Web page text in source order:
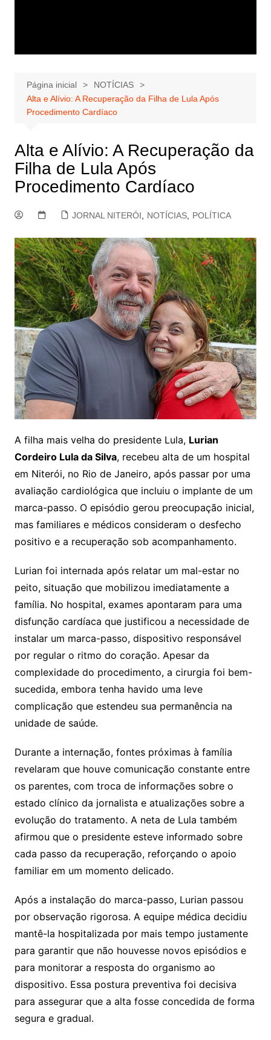
Página inicial
NOTÍCIAS
Alta e Alívio: A Recuperação da Filha de Lula Após
Procedimento Cardíaco
Alta e Alívio: A Recuperação da
Filha de Lula Após
Procedimento Cardíaco
JORNAL NITERÓI NOTÍCIAS, POLÍTICA
A filha mais velha do presidente Lula, Lurian
Cordeiro Lula da Silva, recebeu alta de um hospital
em Niterói, no Rio de Janeiro, após passar por uma
avaliação cardiológica que incluiu o implante de um
marca-passo. O episódio gerou preocupação inicial,
mas familiares e médicos consideram o desfecho
positivo e a recuperação sob acompanhamento.
Lurian foi internada após relatar um mal-estar no
peito, situação que mobilizou imediatamente a
família. No hospital, exames apontaram para uma
disfunção cardíaca que justificou a necessidade de
instalar um marca-passo, dispositivo responsável
por regular o ritmo do coração. Apesar da
complexidade do procedimento, a cirurgia foi bem-
sucedida, embora tenha havido uma leve
complicação que estendeu sua permanência na
unidade de saúde.
Durante a internação, fontes próximas à família
revelaram que houve comunicação constante entre
os parentes, com troca de informações sobre o
estado clínico da jornalista e atualizações sobre a
evolução do tratamento. A neta de Lula também
afirmou que o presidente esteve informado sobre
cada passo da recuperação, reforçando o apoio
familiar em um momento delicado.
Após a instalação do marca-passo, Lurian passou
por observação rigorosa. A equipe médica decidiu
mantê-la hospitalizada por mais tempo justamente
para garantir que não houvesse novos episódios e
para monitorar a resposta do organismo ao
dispositivo. Essa postura preventiva foi decisiva
para assegurar que a alta fosse concedida de forma
segura e gradual.